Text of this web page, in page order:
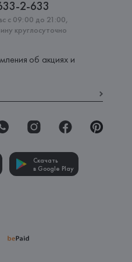
2-633
с 09:00 до 21:00,
круглосуточно
об акциях и
Скачать
в Google Play